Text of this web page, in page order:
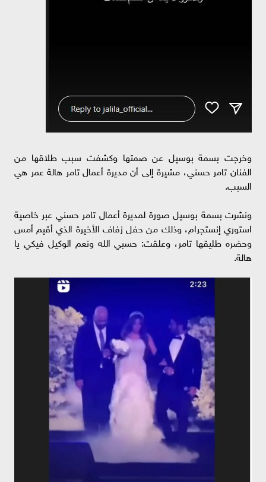
وخرجت بسمة بوسيل عن صمتها وكشفت سبب طلاقها من
الفنان تامر حسني، مشيرة إلى أن مديرة أعمال تامر هالة عمر هي
السبب.
ونشرت بسمة بوسيل صورة لمديرة أعمال تامر حسني عبر خاصية
استوري إنستجرام، وذلك من حفل زفاف الأخيرة الذي أقيم أمس
وحضره طليقها تامر، وعلقت: حسبي الله ونعم الوكيل فيكي يا
هالة.